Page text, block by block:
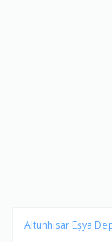
Altunhisar Eşya